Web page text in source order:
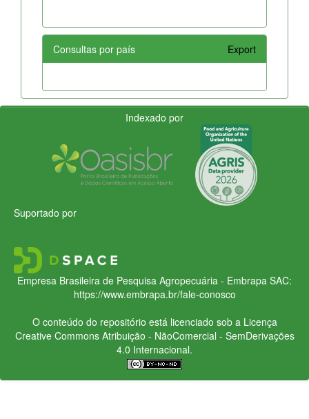
Consultas por país Export
Indexado por
Suportado por
Empresa Brasileira de Pesquisa Agropecuária - Embrapa SAC:
https://www.embrapa.br/fale-conosco
O conteúdo do repositório está licenciado sob a Licença
Creative CommonsAtribuição - NãoComercial - SemDerivações
4.0 Internacional.